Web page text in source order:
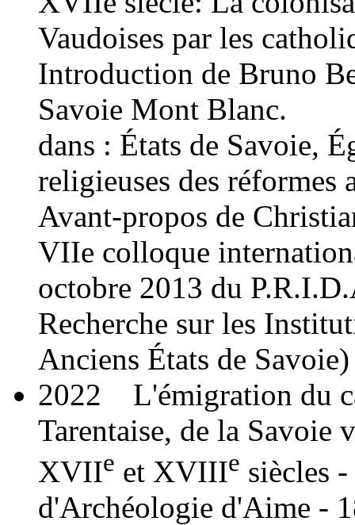
Vaudoises par les
Introduction de Bruno
Savoie Mont Blanc.
dans : États de Savoie,
religieuses des réformes
Avant-propos de
VIIe colloque
octobre 2013 du
Recherche sur les
Anciens États de
2022 L'émigration du
Tarentaise, de la Savoie
XVIIe et XVIIIe siècles
d'Archéologie d'Aime -